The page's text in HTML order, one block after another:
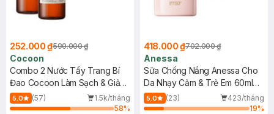
252.000 ₫590.000 ₫
Cocoon
Combo 2 Nước Tẩy Trang Bí
Đao Cocoon Làm Sạch & Giảm
Dầu 500ml
5.0 (57)
1.5k/tháng
58%
418.000 ₫702.000 ₫
Anessa
Sữa Chống Nắng Anessa Cho
Da Nhạy Cảm & Trẻ Em 60ml
(Mới)
5.0 (23)
423/tháng
19%